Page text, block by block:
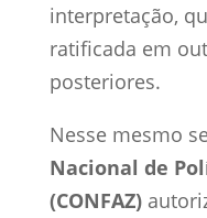
interpretação,
ratificada em
posteriores.
Nesse mesmo
Nacional de
(CONFAZ)